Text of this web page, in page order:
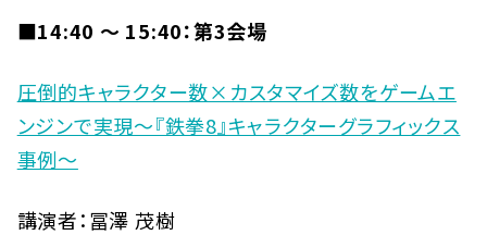
■14:40 〜 15:40：第3会場
圧倒的キャラクター数×カスタマイズ数をゲームエ
ンジンで実現～『鉄拳8』キャラクターグラフィックス
事例～
講演者：冨澤 茂樹